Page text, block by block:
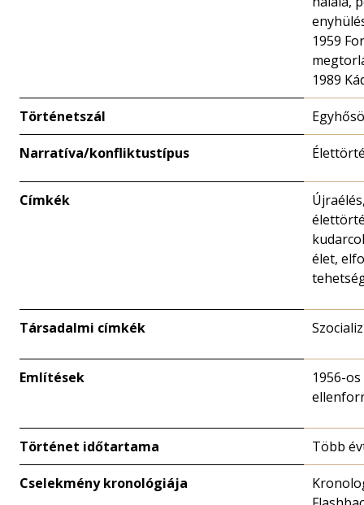
1959
1989
Történetszál
Narratíva/konfliktustípus
Címkék
élet,
Társadalmi címkék
Említések
1956-os
Történet időtartama Több
Cselekmény kronológiája